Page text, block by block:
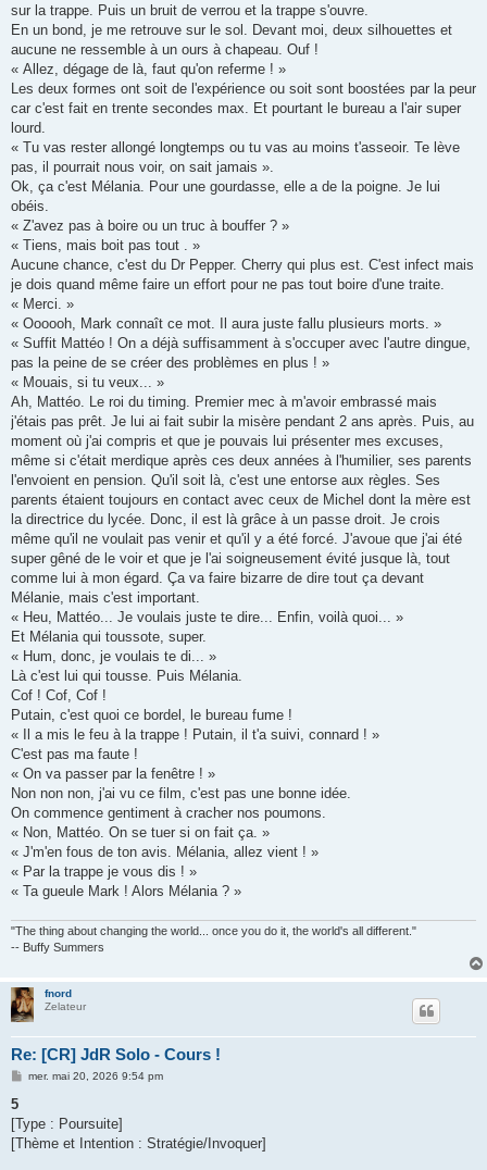
sur la trappe. Puis un bruit de verrou et la trappe s'ouvre.
En un bond, je me retrouve sur le sol. Devant moi, deux silhouettes et
aucune ne ressemble à un ours à chapeau. Ouf !
« Allez, dégage de là, faut qu'on referme ! »
Les deux formes ont soit de l'expérience ou soit sont boostées par la peur
car c'est fait en trente secondes max. Et pourtant le bureau a l'air super
lourd.
« Tu vas rester allongé longtemps ou tu vas au moins t'asseoir. Te lève
pas, il pourrait nous voir, on sait jamais ».
Ok, ça c'est Mélania. Pour une gourdasse, elle a de la poigne. Je lui
obéis.
« Z'avez pas à boire ou un truc à bouffer ? »
« Tiens, mais boit pas tout . »
Aucune chance, c'est du Dr Pepper. Cherry qui plus est. C'est infect mais
je dois quand même faire un effort pour ne pas tout boire d'une traite.
« Merci. »
« Oooooh, Mark connaît ce mot. Il aura juste fallu plusieurs morts. »
« Suffit Mattéo ! On a déjà suffisamment à s'occuper avec l'autre dingue,
pas la peine de se créer des problèmes en plus ! »
« Mouais, si tu veux... »
Ah, Mattéo. Le roi du timing. Premier mec à m'avoir embrassé mais
j'étais pas prêt. Je lui ai fait subir la misère pendant 2 ans après. Puis, au
moment où j'ai compris et que je pouvais lui présenter mes excuses,
même si c'était merdique après ces deux années à l'humilier, ses parents
l'envoient en pension. Qu'il soit là, c'est une entorse aux règles. Ses
parents étaient toujours en contact avec ceux de Michel dont la mère est
la directrice du lycée. Donc, il est là grâce à un passe droit. Je crois
même qu'il ne voulait pas venir et qu'il y a été forcé. J'avoue que j'ai été
super gêné de le voir et que je l'ai soigneusement évité jusque là, tout
comme lui à mon égard. Ça va faire bizarre de dire tout ça devant
Mélanie, mais c'est important.
« Heu, Mattéo... Je voulais juste te dire... Enfin, voilà quoi... »
Et Mélania qui toussote, super.
« Hum, donc, je voulais te di... »
Là c'est lui qui tousse. Puis Mélania.
Cof ! Cof, Cof !
Putain, c'est quoi ce bordel, le bureau fume !
« Il a mis le feu à la trappe ! Putain, il t'a suivi, connard ! »
C'est pas ma faute !
« On va passer par la fenêtre ! »
Non non non, j'ai vu ce film, c'est pas une bonne idée.
On commence gentiment à cracher nos poumons.
« Non, Mattéo. On se tuer si on fait ça. »
« J'm'en fous de ton avis. Mélania, allez vient ! »
« Par la trappe je vous dis ! »
« Ta gueule Mark ! Alors Mélania ? »
"The thing about changing the world... once you do it, the world's all different."
-- Buffy Summers
fnord
Zelateur
Re: [CR] JdR Solo - Cours !
M
a
g
mer. mai 20, 2026 9:54 pm
5
[Type : Poursuite]
[Thème et Intention : Stratégie/Invoquer]